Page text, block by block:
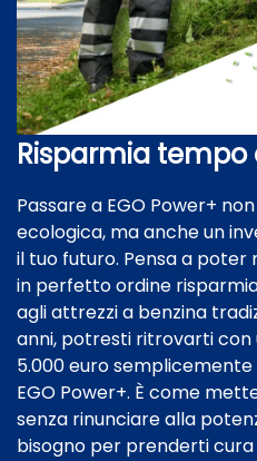
Risparmia tempo
Passare a EGO Power+
ecologica, ma anche un
il tuo futuro. Pensa a
in perfetto ordine
agli attrezzi a benzina
anni, potresti ritrovarti con
5.000 euro
EGO Power+. È come
senza rinunciare alla
bisogno per prenderti